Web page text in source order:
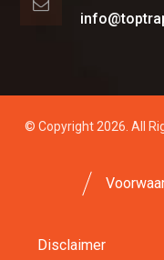
© Copyright 2026. All
Disclaimer